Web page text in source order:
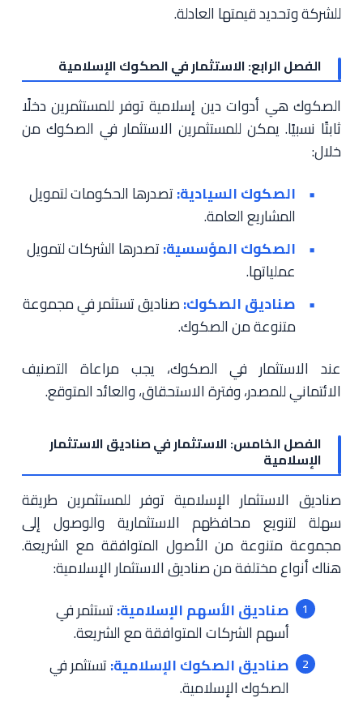
للشركة وتحديد قيمتها العادلة.
الفصل الرابع: الاستثمار في الصكوك الإسلامية
الصكوك هي أدوات دين إسلامية توفر للمستثمرين دخلًا
ثابتًا نسبيًا. يمكن للمستثمرين الاستثمار في الصكوك من
خلال:
الصكوك السيادية:تصدرها الحكومات لتمويل
المشاريع العامة.
الصكوك المؤسسية:تصدرها الشركات لتمويل
عملياتها.
صناديق الصكوك:صناديق تستثمر في مجموعة
متنوعة من الصكوك.
عند الاستثمار في الصكوك، يجب مراعاة التصنيف
الائتماني للمصدر، وفترة الاستحقاق، والعائد المتوقع.
الفصل الخامس: الاستثمار في صناديق الاستثمار
الإسلامية
صناديق الاستثمار الإسلامية توفر للمستثمرين طريقة
سهلة لتنويع محافظهم الاستثمارية والوصول إلى
مجموعة متنوعة من الأصول المتوافقة مع الشريعة.
هناك أنواع مختلفة من صناديق الاستثمار الإسلامية:
صناديق الأسهم الإسلامية:تستثمر في
أسهم الشركات المتوافقة مع الشريعة.
صناديق الصكوك الإسلامية:تستثمر في
الصكوك الإسلامية.